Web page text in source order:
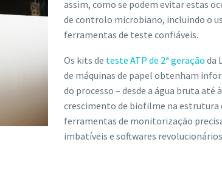
assim, como se podem evitar estas
de controlo microbiano, incluindo o
ferramentas de teste confiáveis.
Os kits de teste ATP de 2ª geração da
de máquinas de papel obtenham
do processo – desde a água bruta até
crescimento de biofilme na estrutura
ferramentas de monitorização
imbatíveis e softwares